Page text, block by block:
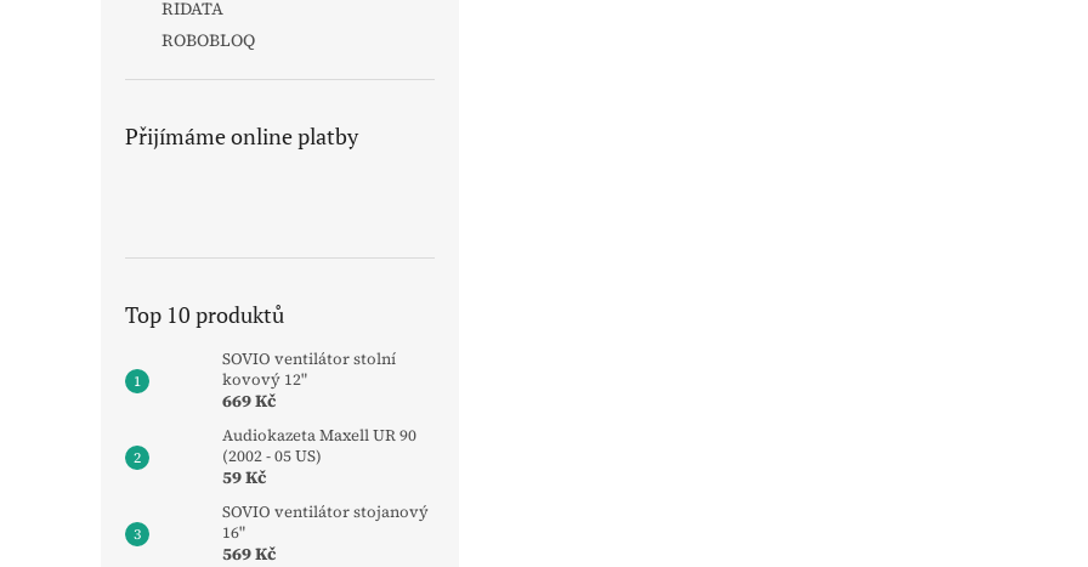
RIDATA
ROBOBLOQ
Přijímáme online platby
Top 10 produktů
SOVIO ventilátor stolní
kovový 12"
669 Kč
Audiokazeta Maxell UR 90
(2002 - 05 US)
59 Kč
SOVIO ventilátor stojanový
16"
569 Kč